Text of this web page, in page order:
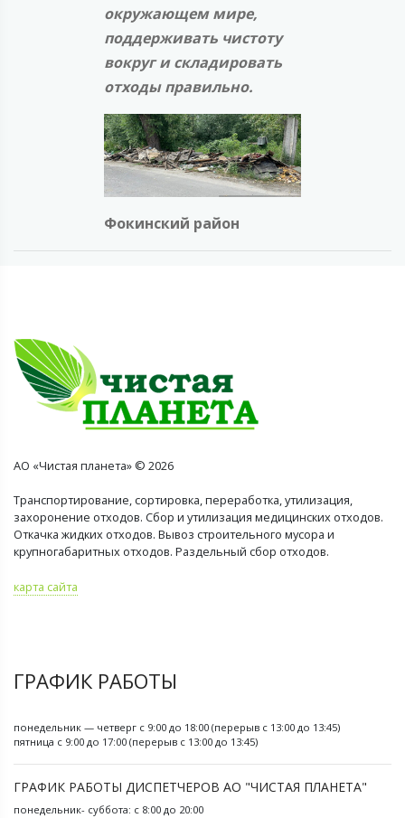
окружающем мире,
поддерживать чистоту
вокруг и складировать
отходы правильно.
Фокинский район
АО «Чистая планета» © 2026
Транспортирование, сортировка, переработка, утилизация,
захоронение отходов. Сбор и утилизация медицинских отходов.
Откачка жидких отходов. Вывоз строительного мусора и
крупногабаритных отходов. Раздельный сбор отходов.
карта сайта
ГРАФИК РАБОТЫ
понедельник — четверг с 9:00 до 18:00 (перерыв с 13:00 до 13:45)
пятница с 9:00 до 17:00 (перерыв с 13:00 до 13:45)
ГРАФИК РАБОТЫ ДИСПЕТЧЕРОВ АО "ЧИСТАЯ ПЛАНЕТА"
понедельник- суббота: с 8:00 до 20:00